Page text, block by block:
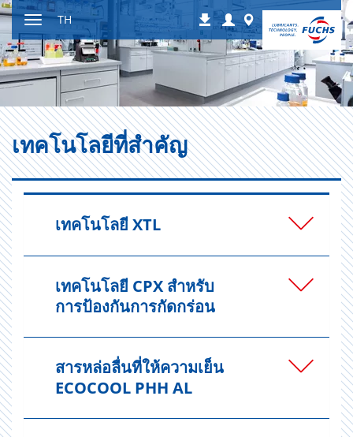
ไป
ที่
เนื้อหา
สลับ
การนำ
ทาง
ดาวน์โหลด
Login Worldwide
TH
เทคโนโลยีที่สำคัญ
เทคโนโลยี XTL
เทคโนโลยี CPX สำหรับ
การป้องกันการกัดกร่อน
สารหล่อลื่นที่ให้ความเย็น
ECOCOOL PHH AL